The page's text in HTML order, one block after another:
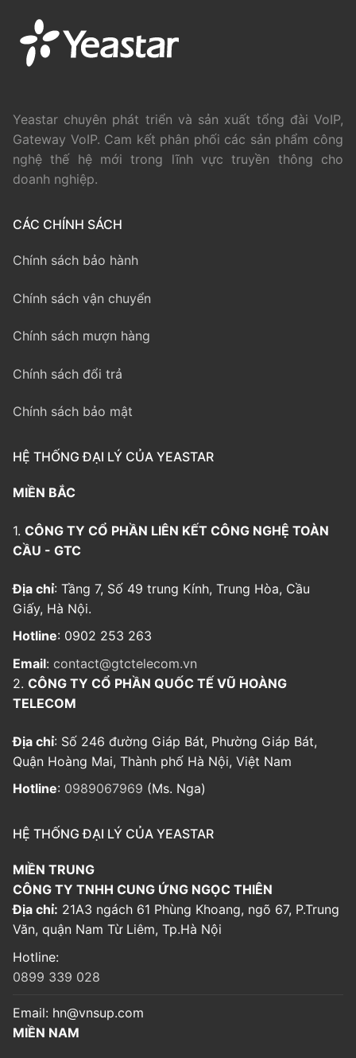
Yeastar chuyên phát triển và sản xuất tổng đài VoIP,
Gateway VoIP. Cam kết phân phối các sản phẩm công
nghệ thế hệ mới trong lĩnh vực truyền thông cho
doanh nghiệp.
CÁC CHÍNH SÁCH
Chính sách bảo hành
Chính sách vận chuyển
Chính sách mượn hàng
Chính sách đổi trả
Chính sách bảo mật
HỆ THỐNG ĐẠI LÝ CỦA YEASTAR
MIỀN BẮC
1. CÔNG TY CỔ PHẦN LIÊN KẾT CÔNG NGHỆ TOÀN
CẦU - GTC
Địa chỉ: Tầng 7, Số 49 trung Kính, Trung Hòa, Cầu
Giấy, Hà Nội.
Hotline: 0902 253 263
Email: contact@gtctelecom.vn
2. CÔNG TY CỔ PHẦN QUỐC TẾ VŨ HOÀNG
TELECOM
Địa chỉ: Số 246 đường Giáp Bát, Phường Giáp Bát,
Quận Hoàng Mai, Thành phố Hà Nội, Việt Nam
Hotline: 0989067969 (Ms. Nga)
HỆ THỐNG ĐẠI LÝ CỦA YEASTAR
MIỀN TRUNG
CÔNG TY TNHH CUNG ỨNG NGỌC THIÊN
Địa chỉ: 21A3 ngách 61 Phùng Khoang, ngõ 67, P.Trung
Văn, quận Nam Từ Liêm, Tp.Hà Nội
Hotline:
0899 339 028
Email: hn@vnsup.com
MIỀN NAM